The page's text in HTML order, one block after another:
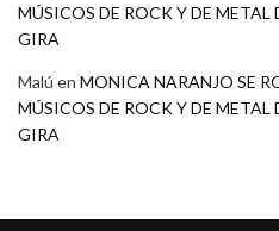
MÚSICOS DE ROCK Y DE METAL
GIRA
Malú en MONICA NARANJO SE
MÚSICOS DE ROCK Y DE METAL
GIRA